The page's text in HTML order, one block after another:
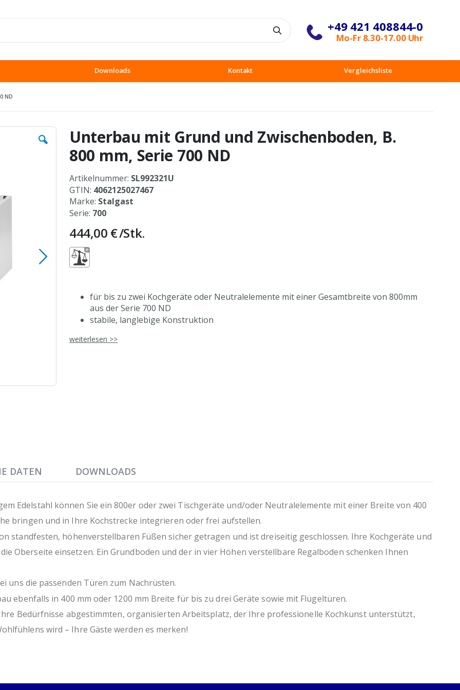
+49 421 408844-0
Mo-Fr 8.30-17.00 Uhr
Downloads Kontakt Vergleichsliste
ND
Unterbau mit Grund und Zwischenboden, B.
800 mm, Serie 700 ND
Artikelnummer: SL992321U
GTIN: 4062125027467
Marke: Stalgast
Serie: 700
444,00 €/Stk.
für bis zu zwei Kochgeräte oder Neutralelemente mit einer Gesamtbreite von 800mm
aus der Serie 700 ND
stabile, langlebige Konstruktion
Inkl. vierfach höhenverstellbarer Regalboden
weiterlesen >>
Edelstahl können Sie ein 800er oder zwei Tischgeräte und/oder Neutralelemente mit einer Breite von 400
bringen und in Ihre Kochstrecke integrieren oder frei aufstellen.
standfesten, höhenverstellbaren Füßen sicher getragen und ist dreiseitig geschlossen. Ihre Kochgeräte und
Oberseite einsetzen. Ein Grundboden und der in vier Höhen verstellbare Regalboden schenken Ihnen
uns die passenden Türen zum Nachrüsten.
ebenfalls in 400 mm oder 1200 mm Breite für bis zu drei Geräte sowie mit Flügeltüren.
Bedürfnisse abgestimmten, organisierten Arbeitsplatz, der Ihre professionelle Kochkunst unterstützt,
wird – Ihre Gäste werden es merken!
DATEN DOWNLOADS